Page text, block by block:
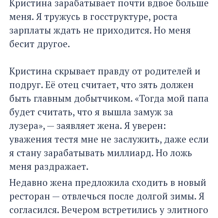
Кристина зарабатывает почти вдвое больше
меня. Я тружусь в госструктуре, роста
зарплаты ждать не приходится. Но меня
бесит другое.
Кристина скрывает правду от родителей и
подруг. Её отец считает, что зять должен
быть главным добытчиком. «Тогда мой папа
будет считать, что я вышла замуж за
лузера», — заявляет жена. Я уверен:
уважения тестя мне не заслужить, даже если
я стану зарабатывать миллиард. Но ложь
меня раздражает.
Недавно жена предложила сходить в новый
ресторан — отвлечься после долгой зимы. Я
согласился. Вечером встретились у элитного